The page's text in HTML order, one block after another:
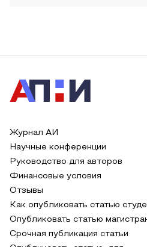
Журнал АИ
Научные конференции
Руководство для авторов
Финансовые условия
Отзывы
Как опубликовать статью
Опубликовать статью
Срочная публикация статьи